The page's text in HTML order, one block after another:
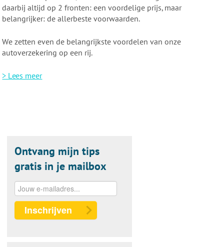
daarbij altijd op 2 fronten: een voordelige prijs, maar
belangrijker: de allerbeste voorwaarden.
We zetten even de belangrijkste voordelen van onze
autoverzekering op een rij.
> Lees meer
Ontvang mijn tips
gratis in je mailbox
Inschrijven